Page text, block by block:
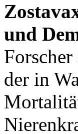
und
der in